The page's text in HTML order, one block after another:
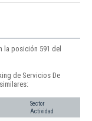
la posición 591 del
de Servicios De
Sector
Actividad